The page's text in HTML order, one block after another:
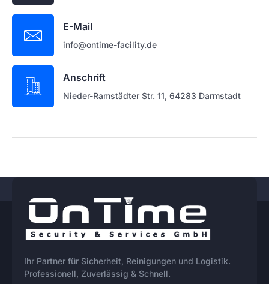
E-Mail
info@ontime-facility.de
Anschrift
Nieder-Ramstädter Str. 11, 64283 Darmstadt
Ihr Partner für Sicherheit, Reinigungen und Logistik.
Professionell, Zuverlässig & Schnell.